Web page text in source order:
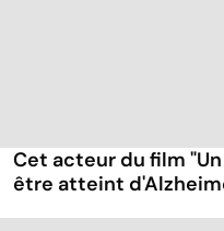
Cet acteur du film
être atteint